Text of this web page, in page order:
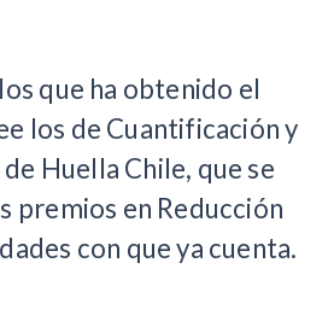
que ha obtenido el
los de Cuantificación y
Huella Chile, que se
premios en Reducción
con que ya cuenta.